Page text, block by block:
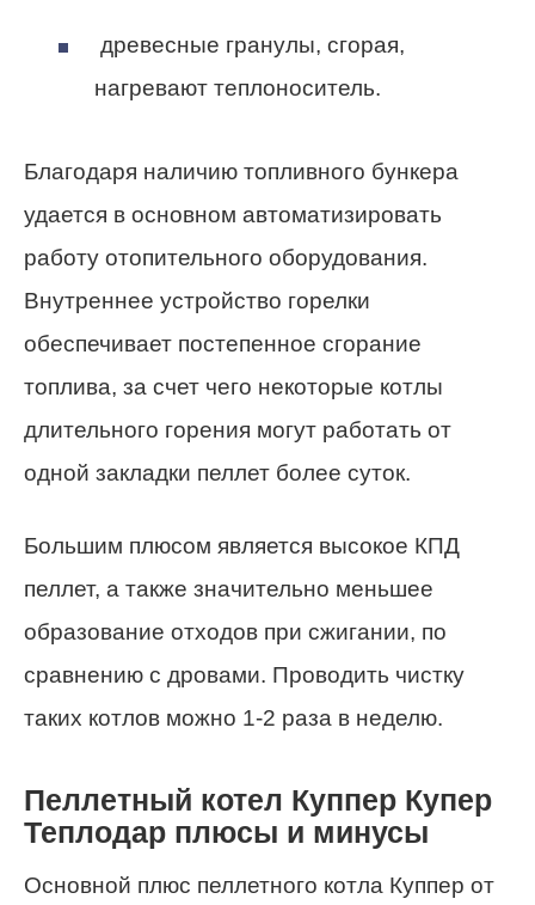
древесные гранулы, сгорая,
нагревают теплоноситель.
Благодаря наличию топливного бункера
удается в основном автоматизировать
работу отопительного оборудования.
Внутреннее устройство горелки
обеспечивает постепенное сгорание
топлива, за счет чего некоторые котлы
длительного горения могут работать от
одной закладки пеллет более суток.
Большим плюсом является высокое КПД
пеллет, а также значительно меньшее
образование отходов при сжигании, по
сравнению с дровами. Проводить чистку
таких котлов можно 1-2 раза в неделю.
Пеллетный котел Куппер Купер
Теплодар плюсы и минусы
Основной плюс пеллетного котла Куппер от